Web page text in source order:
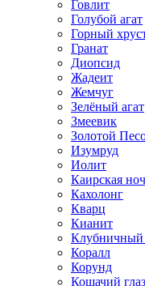
Говлит
Голубой агат
Горный
Гранат
Диопсид
Жадеит
Жемчуг
Зелёный агат
Змеевик
Золотой
Изумруд
Иолит
Каирская
Кахолонг
Кварц
Кианит
Клубничный
Коралл
Корунд
Кошачий глаз